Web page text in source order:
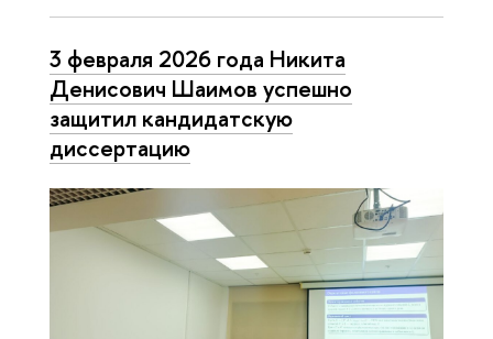
3 февраля 2026 года Никита
Денисович Шаимов успешно
защитил кандидатскую
диссертацию